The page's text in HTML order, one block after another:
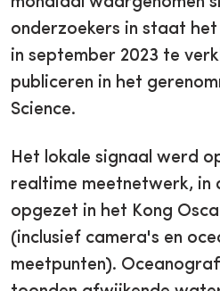
onderzoekers in staat
in september 2023 te
publiceren in het
Science.
Het lokale signaal werd
realtime meetnetwerk, in
opgezet in het Kong
(inclusief camera's en
meetpunten).